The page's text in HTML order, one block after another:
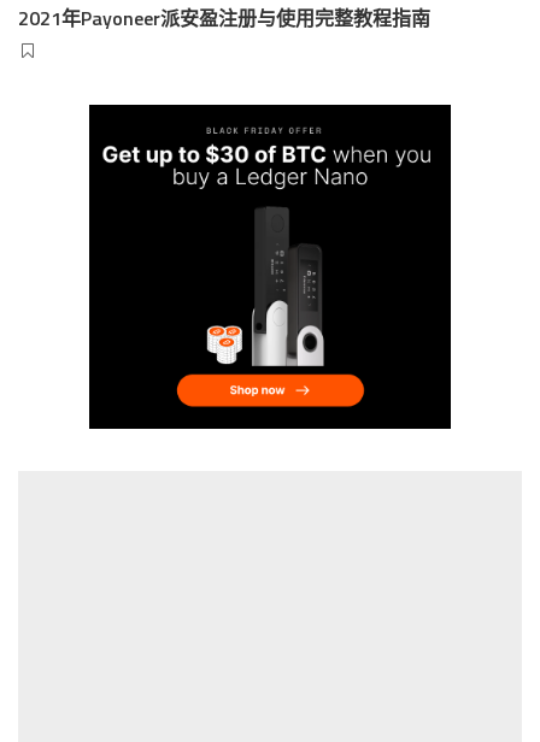
2021年Payoneer派安盈注册与使用完整教程指南